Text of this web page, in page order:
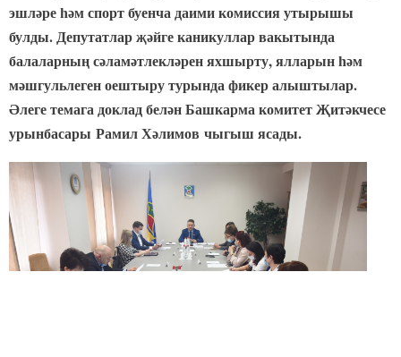
эшләре һәм спорт буенча даими комиссия утырышы
булды. Депутатлар җәйге каникуллар вакытында
балаларның сәламәтлекләрен яхшырту, ялларын һәм
мәшгульлеген оештыру турында фикер алыштылар.
Әлеге темага доклад белән Башкарма комитет Җитәкчесе
урынбасары Рамил Хәлимов чыгыш ясады.